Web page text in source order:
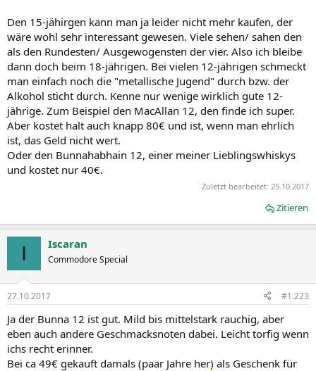
Den 15-jähirgen kann man ja leider nicht mehr kaufen, der
wäre wohl sehr interessant gewesen. Viele sehen/ sahen den
als den Rundesten/ Ausgewogensten der vier. Also ich bleibe
dann doch beim 18-jährigen. Bei vielen 12-jährigen schmeckt
man einfach noch die "metallische Jugend" durch bzw. der
Alkohol sticht durch. Kenne nur wenige wirklich gute 12-
jährige. Zum Beispiel den MacAllan 12, den finde ich super.
Aber kostet halt auch knapp 80€ und ist, wenn man ehrlich
ist, das Geld nicht wert.
Oder den Bunnahabhain 12, einer meiner Lieblingswhiskys
und kostet nur 40€.
Zuletzt bearbeitet: 25.10.2017
Zitieren
I Iscaran
Commodore Special
27.10.2017 #1.223
Ja der Bunna 12 ist gut. Mild bis mittelstark rauchig, aber
eben auch andere Geschmacksnoten dabei. Leicht torfig wenn
ichs recht erinner.
Bei ca 49€ gekauft damals (paar Jahre her) als Geschenk für